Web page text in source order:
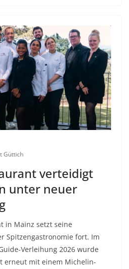
Güttich
verteidigt
unter neuer
in Mainz setzt seine
Spitzengastronomie fort. Im
Verleihung 2026 wurde
erneut mit einem Michelin-